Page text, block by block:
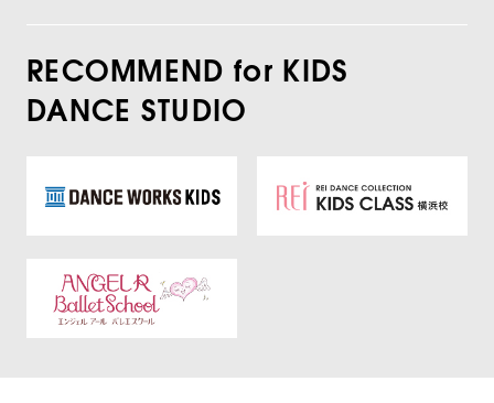
RECOMMEND for KIDS
DANCE STUDIO